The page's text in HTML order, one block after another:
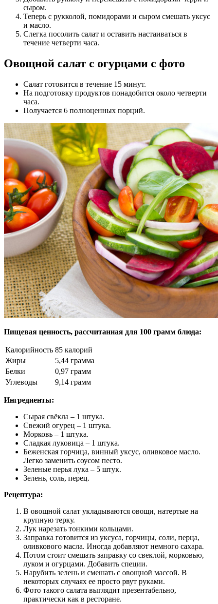
сыром.
Теперь с рукколой, помидорами и сыром смешать уксус
и масло.
Слегка посолить салат и оставить настаиваться в
течение четверти часа.
Овощной салат с огурцами с фото
Салат готовится в течение 15 минут.
На подготовку продуктов понадобится около четверти
часа.
Получается 6 полноценных порций.
Пищевая ценность, рассчитанная для 100 грамм блюда:
Калорийность 85 калорий
Жиры
5,44 грамма
Белки
0,97 грамм
Углеводы
9,14 грамм
Ингредиенты:
Сырая свёкла – 1 штука.
Свежий огурец – 1 штука.
Морковь – 1 штука.
Сладкая луковица – 1 штука.
Беженская горчица, винный уксус, оливковое масло.
Легко заменить соусом песто.
Зеленые перья лука – 5 штук.
Зелень, соль, перец.
Рецептура:
В овощной салат укладываются овощи, натертые на
крупную терку.
Лук нарезать тонкими кольцами.
Заправка готовится из уксуса, горчицы, соли, перца,
оливкового масла. Иногда добавляют немного сахара.
Потом стоит смешать заправку со свеклой, морковью,
луком и огурцами. Добавить специи.
Нарубить зелень и смешать с овощной массой. В
некоторых случаях ее просто рвут руками.
Фото такого салата выглядит презентабельно,
практически как в ресторане.